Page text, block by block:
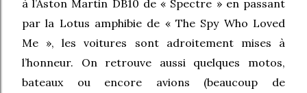
à l’Aston Martin DB10 de « Spectre » en passant
par la Lotus amphibie de « The Spy Who Loved
Me », les voitures sont adroitement mises à
l’honneur. On retrouve aussi quelques motos,
bateaux ou encore avions (beaucoup de